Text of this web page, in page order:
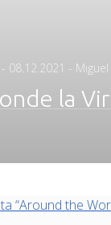
- Posted
08.12.2021 -
la